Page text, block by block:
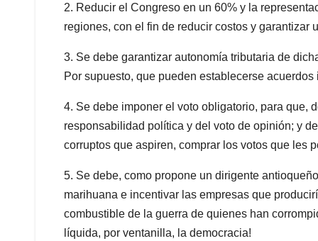
2. Reducir el Congreso en un 60% y la
regiones, con el fin de reducir costos y garantizar
3. Se debe garantizar autonomía tributaria de
Por supuesto, que pueden establecerse
4. Se debe imponer el voto obligatorio, para que,
responsabilidad política y del voto de opinión; y
corruptos que aspiren, comprar los votos que les
5. Se debe, como propone un dirigente
marihuana e incentivar las empresas que
combustible de la guerra de quienes han
líquida, por ventanilla, la democracia!